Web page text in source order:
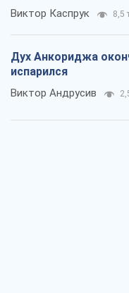
Виктор Каспрук 8,5
Дух Анкориджа
испарился
Виктор Андрусив